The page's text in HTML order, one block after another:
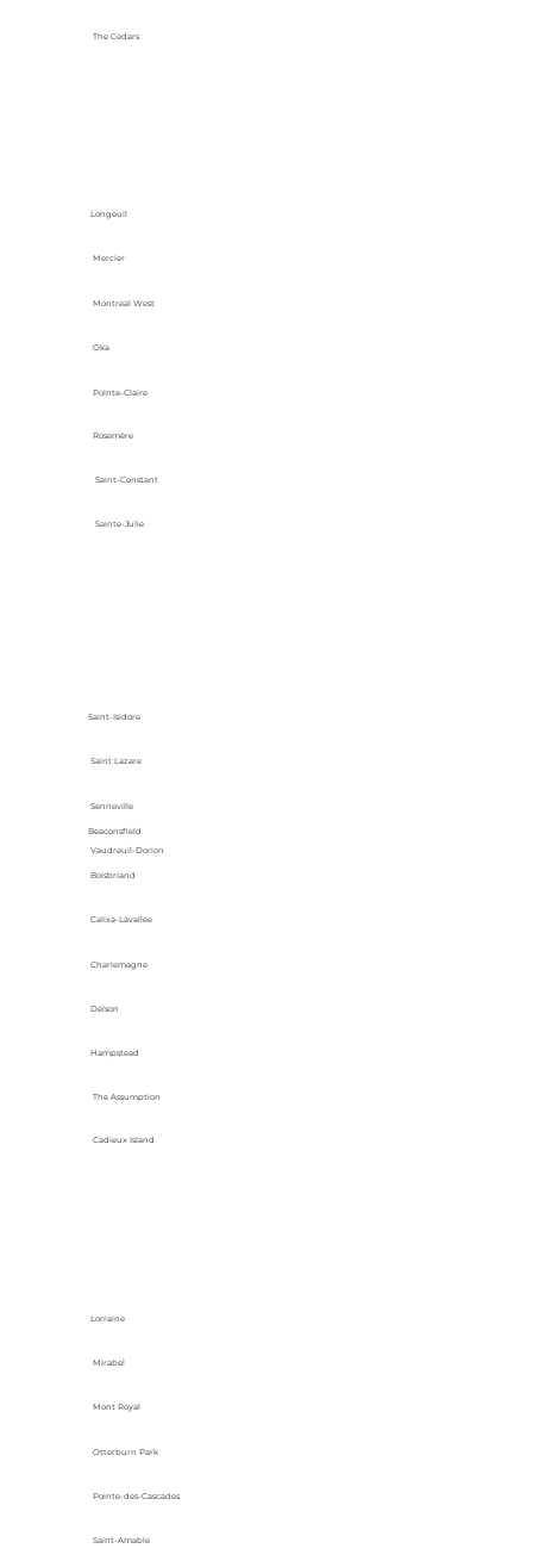
The Cedars
Longeuil
Mercier
Montreal West
Oka
Pointe-Claire
Rosemère
Saint-Constant
Sainte-Julie
Saint-Isidore
Saint Lazare
Senneville
Vaudreuil-Dorion
Beaconsfield
Boisbriand
Calixa-Lavallée
Charlemagne
Delson
Hampstead
The Assumption
Cadieux Island
Lorraine
Mirabel
Mont Royal
Otterburn Park
Pointe-des-Cascades
Saint-Amable